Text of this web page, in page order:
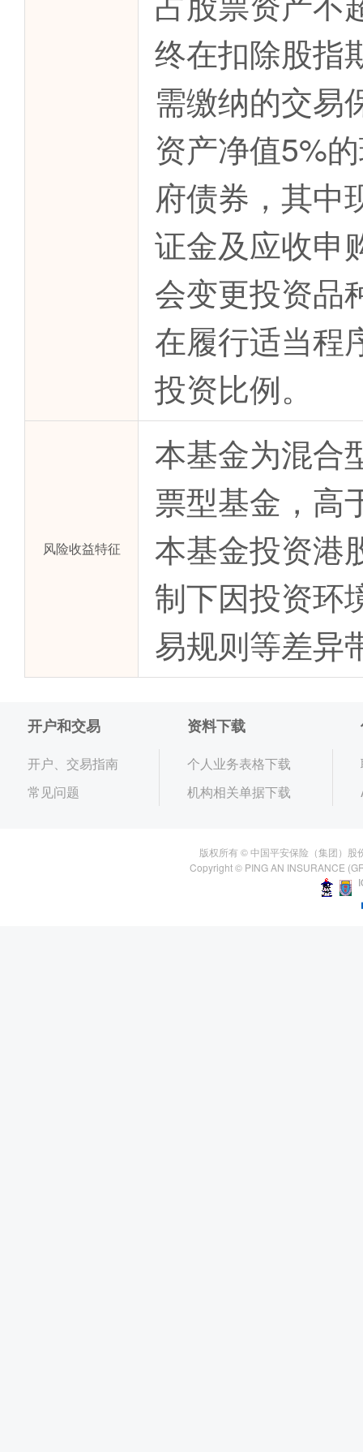
终在扣除股指
需缴纳的交易
资产净值5%
府债券，其中
证金及应收申
会变更投资品
在履行适当程
投资比例。
风险收益特征
本基金为混合
票型基金，高
本基金投资港
制下因投资环
易规则等差异
开户和交易
开户、交易指南
常见问题
资料下载
个人业务表格下载
机构相关单据下载
版权所有 © 中国平安保险（集团）股
Copyright © PING AN INSURANCE